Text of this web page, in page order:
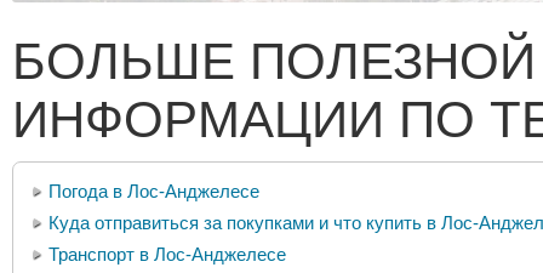
БОЛЬШЕ ПОЛЕЗНОЙ
ИНФОРМАЦИИ ПО
Погода в Лос-Анджелесе
Куда отправиться за покупками и что купить в Лос-
Транспорт в Лос-Анджелесе